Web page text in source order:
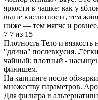
яркости в чашке: как у
выше кислотность, тем
ниже — тем мягче и ровнее.
7 7 из 15
Плотность Тело и вязкость
"длина" послевкусия.
чайный; плотный -
финишем.
На каппинге после
множеству параметров.
Для фильтра и